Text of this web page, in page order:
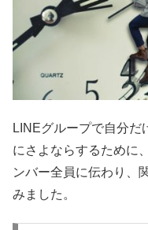
LINEグループで自分だ
にさよならするために
ンバー全員に伝わり、
みました。